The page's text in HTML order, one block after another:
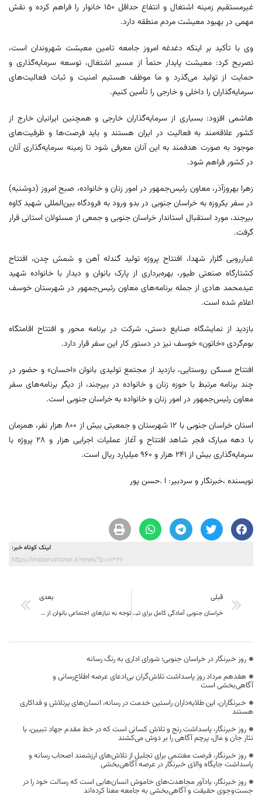
غیرمستقیم زمینه اشتغال و انتفاع حداقل ۱۵۰ خانوار را فراهم کرده و نقش
مهمی در بهبود معیشت مردم منطقه دارد.
وی با تأکید بر اینکه دغدغه امروز جامعه تامین معیشت شهروندان است،
تصریح کرد: معیشت پایدار حتماً از مسیر اشتغال، توسعه سرمایه‌گذاری و
حمایت از تولید می‌گذرد و ما موظف هستیم امنیت و ثبات فعالیت‌های
سرمایه‌گذاران را داخلی و خارجی را تأمین کنیم.
هاشمی افزود: بسیاری از سرمایه‌گذاران خارجی و همچنین ایرانیان خارج از
کشور علاقه‌مند به فعالیت در ایران هستند و باید فرصت‌ها و ظرفیت‌های
موجود به صورت هدفمند به این آنان معرفی شود تا زمینه سرمایه‌گذاری آنان
در کشور فراهم شود.
زهرا بهروزآذر، معاون رئیس‌جمهور در امور زنان و خانواده، صبح امروز (دوشنبه)
در سفر یکروزه به خراسان جنوبی در بدو ورود به فرودگاه بین‌المللی شهید کاوه
بیرجند، مورد استقبال استاندار خراسان جنوبی و جمعی از مسئولان استانی قرار
گرفت.
غبارروبی گلزار شهدا، افتتاح پروژه تولید گندله آهن و شمش چدن، افتتاح
کشتارگاه صنعتی طیور، بهره‌برداری از پارک بانوان و دیدار با خانواده شهید
عیدمحمد هادی از جمله برنامه‌های معاون رئیس‌جمهور در شهرستان خوسف
اعلام شده است.
بازدید از نمایشگاه صنایع دستی، شرکت در برنامه محور و افتتاح اقامتگاه
بوم‌گردی «خاتون» خوسف نیز در دستور کار این سفر قرار دارد.
افتتاح مسکن روستایی، بازدید از مجتمع تولیدی بانوان «احسان» و حضور در
چند برنامه مرتبط با حوزه زنان و خانواده در بیرجند، از دیگر برنامه‌های سفر
معاون رئیس‌جمهور در امور زنان و خانواده به خراسان جنوبی است.
استان خراسان جنوبی با ۱۲ شهرستان و جمعیتی بیش از ۸۰۰ هزار نفر، همزمان
با دهه مبارک فجر شاهد افتتاح و آغاز عملیات اجرایی هزار و ۲۸ پروژه با
سرمایه‌گذاری بیش از ۲۴۱ هزار و ۹۶۰ میلیارد ریال است.
نویسنده ،خبرنگار و سردبیر: ا .حسن پور
لینک کوتاه خبر:
https://khabarvahonar.ir/news/?p=111346
قبلی
خراسان جنوبی آمادگی کامل برای تبدیل شدن به یکی از قطب‌های توسعه پایدار در کشور را دارد
بعدی
توجه به نیازهای اجتماعی بانوان از اولویت‌های دولت چهاردهم است
روز خبرنگار در خراسان جنوبی؛ شورای اداری به رنگ رسانه
هفدهم مرداد روز پاسداشت تلاش‌گران بی‌ادعای عرصه اطلاع‌رسانی و
آگاهی‌بخشی است
خبرنگاران، این طلایه‌داران راستین خدمت در رسانه، انسان‌های پرتلاش و فداکاری
هستند
روز خبرنگار، پاسداشت رنج و تلاش کسانی است که در خط مقدم جهاد تبیین، با
نثار جان و مال، پرچم آگاهی را بر دوش می‌کشند
روز خبرنگار، فرصت مغتنمی برای تجلیل از تلاش‌های ارزشمند اصحاب رسانه و
پاسداشت جایگاه والای خبرنگار در عرصه آگاهی‌بخشی
روز خبرنگار، یادآور مجاهدت‌های خاموش انسان‌هایی است که رسالت خود را در
جست‌وجوی حقیقت و آگاهی‌بخشی به جامعه معنا کرده‌اند